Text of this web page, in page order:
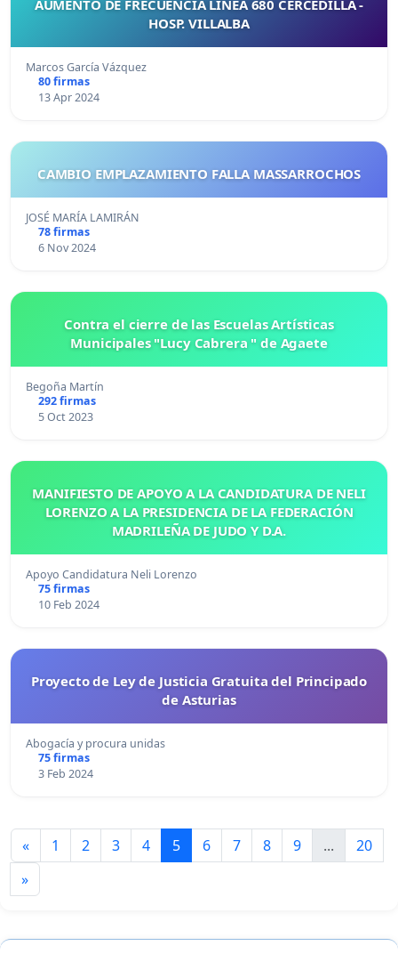
AUMENTO DE FRECUENCIA LÍNEA 680 CERCEDILLA -
HOSP. VILLALBA
Marcos García Vázquez
80 firmas
13 Apr 2024
CAMBIO EMPLAZAMIENTO FALLA MASSARROCHOS
JOSÉ MARÍA LAMIRÁN
78 firmas
6 Nov 2024
Contra el cierre de las Escuelas Artísticas
Municipales "Lucy Cabrera " de Agaete
Begoña Martín
292 firmas
5 Oct 2023
MANIFIESTO DE APOYO A LA CANDIDATURA DE NELI
LORENZO A LA PRESIDENCIA DE LA FEDERACIÓN
MADRILEÑA DE JUDO Y D.A.
Apoyo Candidatura Neli Lorenzo
75 firmas
10 Feb 2024
Proyecto de Ley de Justicia Gratuita del Principado
de Asturias
Abogacía y procura unidas
75 firmas
3 Feb 2024
« 1 2 3 4 5 6 7 8 9 ...
20
»